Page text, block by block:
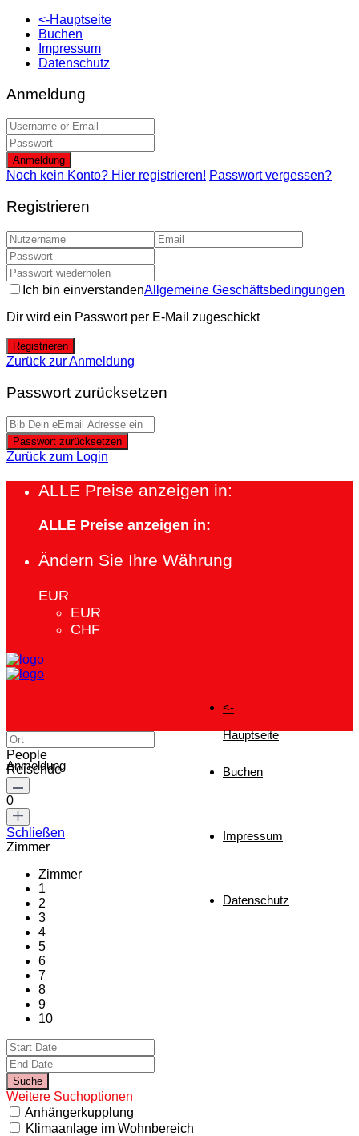
<-Hauptseite
Buchen
Impressum
Datenschutz
Anmeldung
Anmeldung
Noch kein Konto? Hier registrieren! Passwort vergessen?
Registrieren
Ich bin einverstandenAllgemeine Geschäftsbedingungen
Dir wird ein Passwort per E-Mail zugeschickt
Registrieren
Zurück zur Anmeldung
Passwort zurücksetzen
Passwort zurücksetzen
Zurück zum Login
ALLE Preise anzeigen in:
ALLE Preise anzeigen in:
Ändern Sie Ihre Währung
EUR
EUR
CHF
<-
Hauptseite
Buchen
Impressum
Datenschutz
Anmeldung
People
Reisende
0
Schließen
Zimmer
Zimmer
1
2
3
4
5
6
7
8
9
10
Weitere Suchoptionen
Anhängerkupplung
Klimaanlage im Wohnbereich